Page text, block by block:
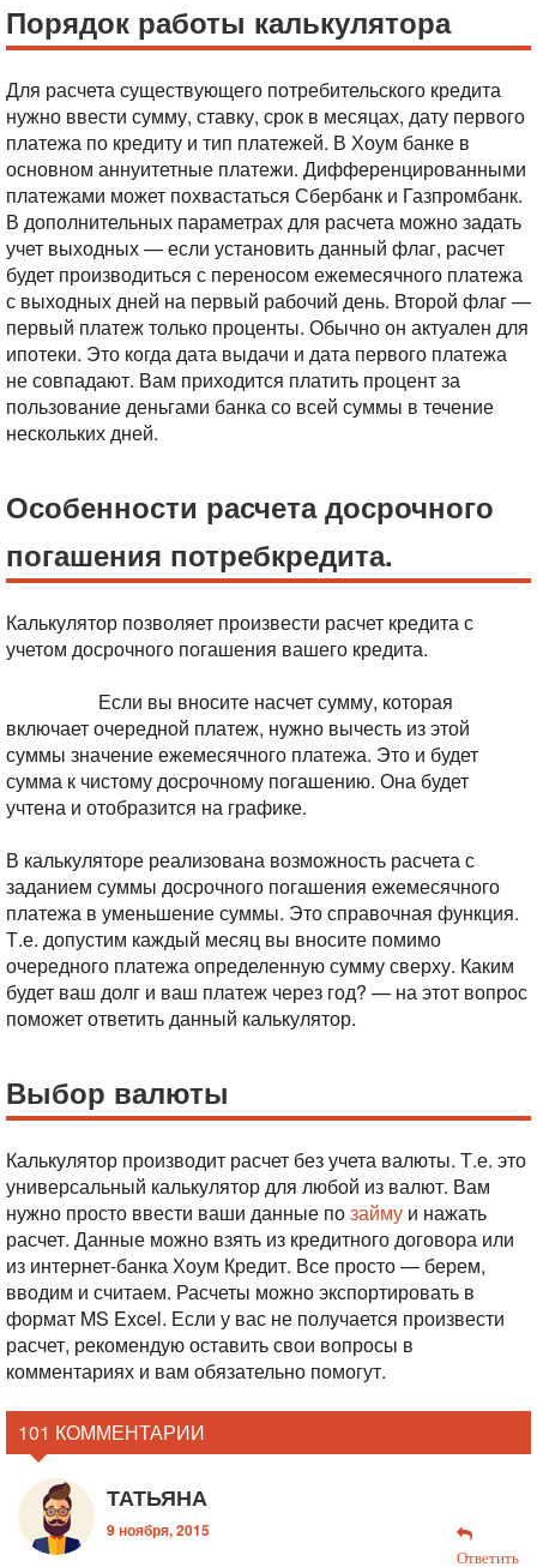
Порядок работы калькулятора
Для расчета существующего потребительского кредита
нужно ввести сумму, ставку, срок в месяцах, дату первого
платежа по кредиту и тип платежей. В Хоум банке в
основном аннуитетные платежи. Дифференцированными
платежами может похвастаться Сбербанк и Газпромбанк.
В дополнительных параметрах для расчета можно задать
учет выходных — если установить данный флаг, расчет
будет производиться с переносом ежемесячного платежа
с выходных дней на первый рабочий день. Второй флаг —
первый платеж только проценты. Обычно он актуален для
ипотеки. Это когда дата выдачи и дата первого платежа
не совпадают. Вам приходится платить процент за
пользование деньгами банка со всей суммы в течение
нескольких дней.
Особенности расчета досрочного
погашения потребкредита.
Калькулятор позволяет произвести расчет кредита с
учетом досрочного погашения вашего кредита.
Если вы вносите насчет сумму, которая
включает очередной платеж, нужно вычесть из этой
суммы значение ежемесячного платежа. Это и будет
сумма к чистому досрочному погашению. Она будет
учтена и отобразится на графике.
В калькуляторе реализована возможность расчета с
заданием суммы досрочного погашения ежемесячного
платежа в уменьшение суммы. Это справочная функция.
Т.е. допустим каждый месяц вы вносите помимо
очередного платежа определенную сумму сверху. Каким
будет ваш долг и ваш платеж через год? — на этот вопрос
поможет ответить данный калькулятор.
Выбор валюты
Калькулятор производит расчет без учета валюты. Т.е. это
универсальный калькулятор для любой из валют. Вам
нужно просто ввести ваши данные позайму и нажать
расчет. Данные можно взять из кредитного договора или
из интернет-банка Хоум Кредит. Все просто — берем,
вводим и считаем. Расчеты можно экспортировать в
формат MS Excel. Если у вас не получается произвести
расчет, рекомендую оставить свои вопросы в
комментариях и вам обязательно помогут.
101 КОММЕНТАРИИ
ТАТЬЯНА
9 ноября, 2015
Ответить